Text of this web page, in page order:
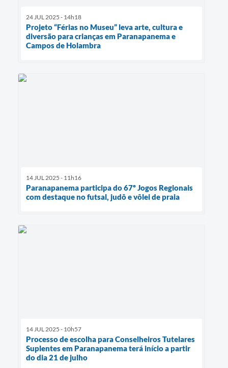
24 JUL 2025 - 14h18
Projeto “Férias no Museu” leva arte, cultura e
diversão para crianças em Paranapanema e
Campos de Holambra
14 JUL 2025 - 11h16
Paranapanema participa do 67º Jogos Regionais
com destaque no futsal, judô e vôlei de praia
14 JUL 2025 - 10h57
Processo de escolha para Conselheiros Tutelares
Suplentes em Paranapanema terá início a partir
do dia 21 de julho